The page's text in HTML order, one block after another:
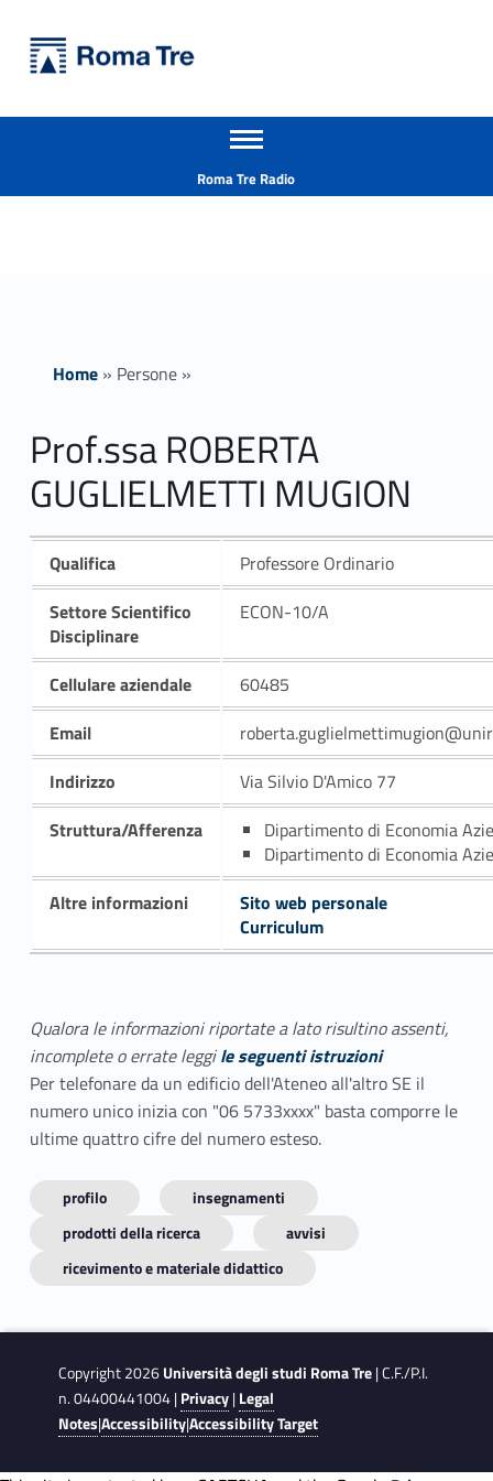
Prof.ssa ROBERTA GUGLIELMETTI MUGION - Università Roma Tre
Apri il menu secondario
Roma Tre Radio
Home» Persone»
Prof.ssa ROBERTA
GUGLIELMETTI MUGION
Qualifica
Professore Ordinario
Settore Scientifico
Disciplinare
ECON-10/A
Cellulare aziendale
60485
Email
Indirizzo
Via Silvio D'Amico 77
Struttura/Afferenza
Dipartimento di Economia
Dipartimento di Economia
Altre informazioni
Sito web personale
Curriculum
Qualora le informazioni riportate a lato risultino assenti,
incomplete o errate leggile seguenti istruzioni
Per telefonare da un edificio dell'Ateneo all'altro SE il
numero unico inizia con "06 5733xxxx" basta comporre le
ultime quattro cifre del numero esteso.
profilo
insegnamenti
prodotti della ricerca
avvisi
ricevimento e materiale didattico
Copyright 2026Università degli studi Roma Tre| C.F./P.I.
n. 04400441004 |Privacy|Legal
Notes|Accessibility|Accessibility Target